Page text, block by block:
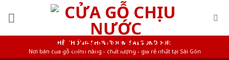
HỆ THỐNG SHOWROOM SAIGONDOOR
Nơi bán cửa gỗ chính hãng - chất lượng - giá rẻ nhất tại Sài Gòn